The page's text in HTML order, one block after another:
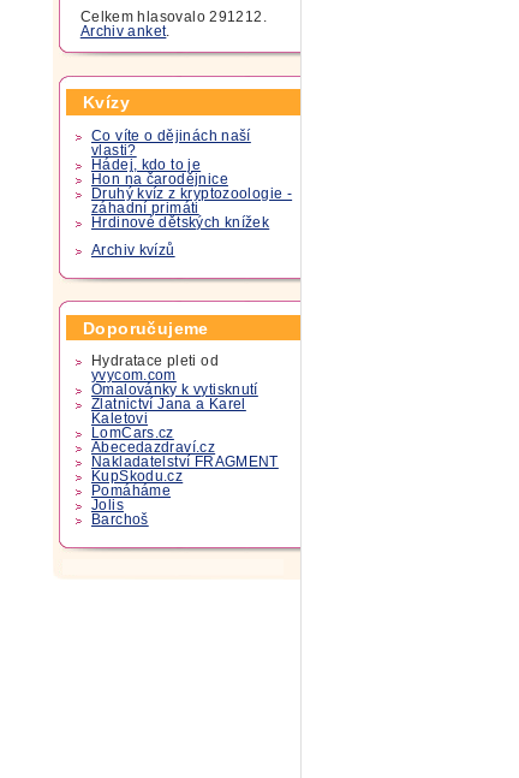
Celkem hlasovalo 291212.
Archiv anket.
Kvízy
Co víte o dějinách naší
vlasti?
Hádej, kdo to je
Hon na čarodějnice
Druhý kvíz z kryptozoologie -
záhadní primáti
Hrdinové dětských knížek
Archiv kvízů
Doporučujeme
Hydratace pleti od
yvycom.com
Omalovánky k vytisknutí
Zlatnictví Jana a Karel
Kaletovi
LomCars.cz
Abecedazdraví.cz
Nakladatelství FRAGMENT
KupSkodu.cz
Pomáháme
Jolis
Barchoš